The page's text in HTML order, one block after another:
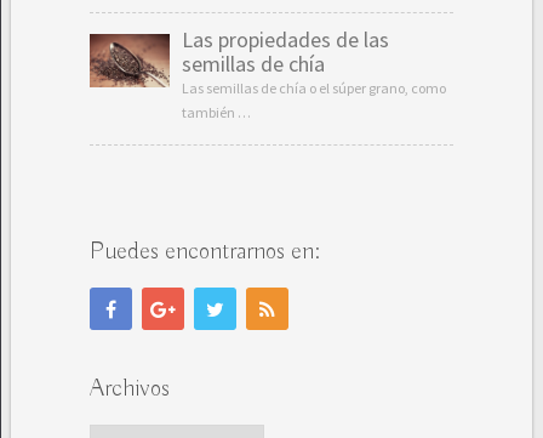
Las propiedades de las
semillas de chía
Las semillas de chía o el súper grano, como
también …
Puedes encontrarnos en:
Archivos